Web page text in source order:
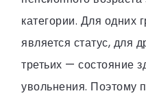
категории. Для
является статус, для
третьих — состояние
увольнения. Поэтому